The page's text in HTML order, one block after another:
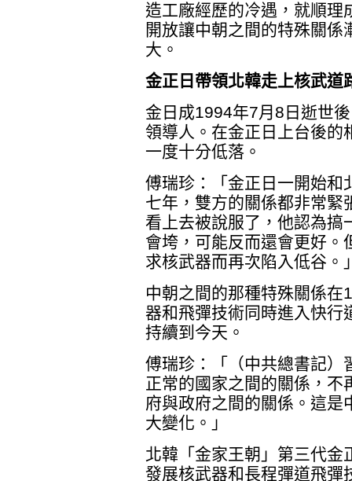
造工廠經歷的冷遇，就順理
開放讓中朝之間的特殊關
大。
金正日帶領北韓走上核武道
金日成1994年7月8日逝世
領導人。在金正日上台後的
一度十分低落。
傅瑞珍：「金正日一開始和
七年，雙方的關係都非常緊
看上去被說服了，他認為搞
會垮，可能反而還會更好。
求核武器而再次陷入低谷。
中朝之間的那種特殊關係
器和飛彈技術同時進入快行
持續到今天。
傅瑞珍：「（中共總書記）
正常的國家之間的關係，不
府與政府之間的關係。這是
大變化。」
北韓「金家王朝」第三代
發展核武器和長程彈道飛彈